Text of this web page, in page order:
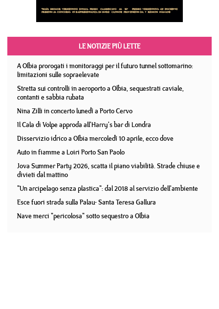
LE NOTIZIE PIÙ LETTE
A Olbia prorogati i monitoraggi per il futuro tunnel sottomarino:
limitazioni sulle sopraelevate
Stretta sui controlli in aeroporto a Olbia, sequestrati caviale,
contanti e sabbia rubata
Nina Zilli in concerto lunedì a Porto Cervo
Il Cala di Volpe approda all'Harry's bar di Londra
Disservizio idrico a Olbia mercoledì 10 aprile, ecco dove
Auto in fiamme a Loiri Porto San Paolo
Jova Summer Party 2026, scatta il piano viabilità. Strade chiuse e
divieti dal mattino
"Un arcipelago senza plastica": dal 2018 al servizio dell'ambiente
Esce fuori strada sulla Palau- Santa Teresa Gallura
Nave merci "pericolosa" sotto sequestro a Olbia